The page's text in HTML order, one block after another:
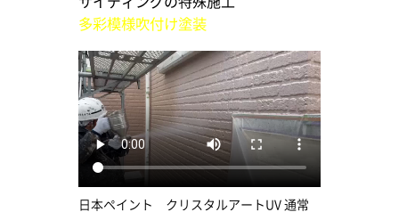
多彩模様吹付け塗装
日本ペイント クリスタルアートUV 通常